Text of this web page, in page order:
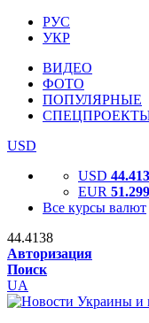
РУС
УКР
ВИДЕО
ФОТО
ПОПУЛЯРНЫЕ
USD
USD
EUR
Все курсы валют
44.4138
Авторизация
Поиск
UA